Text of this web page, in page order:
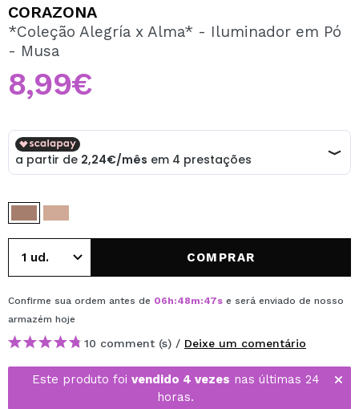
Ao criar uma conta no Maquibeauty.pt pode fazer as suas
compras rapidamente, verificar o estado das suas
CORAZONA
*Coleção Alegría x Alma* - Iluminador em Pó
- Musa
8,99€
COMPRAR
Confirme sua ordem antes de 06h:48m:47s e será enviado de nosso
armazém hoje
10 comment (s) / Deixe um comentário
Este produto foi vendido 4 vezes nas últimas 24
horas.